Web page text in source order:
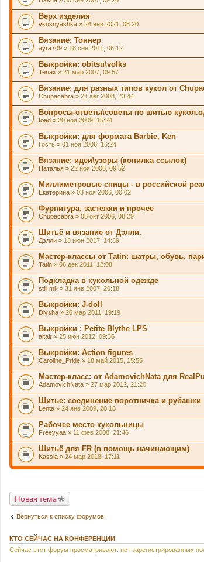
с
о
д
е
р
ж
и
о
п
р
о
с
.
м
а
с
о
д
е
р
ж
и
о
п
р
о
с
.
Верх изделия
vkusnyashka » 24 янв 2021, 08:20
Вязание: Тоннер
ayra709 » 18 сен 2011, 06:12
Выкройки: obitsu\volks
Tenax » 21 мар 2007, 09:57
Вязание: для разных типов кукол от
Chupacabra » 21 авг 2008, 23:44
Вопросы-ответы\советы по шитью
toad » 20 ноя 2009, 15:24
Выкройки: для формата Barbie, Ken
Гость » 01 ноя 2006, 16:24
Вязание: идеи\узоры (копилка ссылок)
Наталья » 22 ноя 2006, 09:52
Миллиметровые спицы - в российской
Екатерина » 03 ноя 2006, 00:02
Фурнитура, застежки и прочее
Chupacabra » 08 окт 2006, 08:29
Шитьё и вязание от Дэлли.
Дэлли » 13 июн 2017, 14:39
Мастер-классы от Таtin: шатры, обувь,
Tatin » 06 дек 2011, 12:08
Подкладка в кукольной одежде
still mk » 31 янв 2007, 20:18
Выкройки: J-doll
Divsha » 26 мар 2011, 19:19
Выкройки : Petite Blythe LPS
altair » 25 июн 2012, 09:36
Выкройки: Action figures
Caroline_Pride » 18 май 2015, 15:55
Мастер-класс: от AdamovichNata для
AdamovichNata » 27 мар 2012, 21:20
Шитье: соединение воротничка и рубашки
Lenta » 24 янв 2009, 20:16
Рабочее место кукольницы
Freeyyaa » 11 фев 2008, 21:46
Шитьё для FR (в помощь начинающим)
Kassia » 24 мар 2018, 17:11
Новая тема
Вернуться к списку форумов
КТО СЕЙЧАС НА КОНФЕРЕНЦИИ
Сейчас этот форум просматривают: нет зарегистрированных